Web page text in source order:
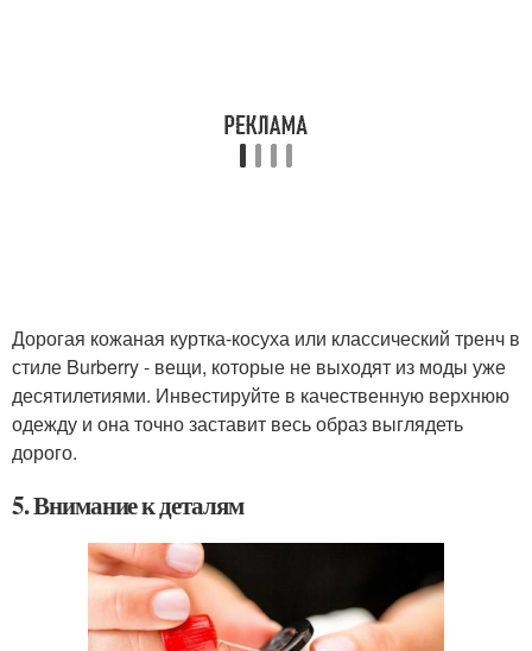
Дорогая кожаная куртка-косуха или классический тренч в
стиле Burberry - вещи, которые не выходят из моды уже
десятилетиями. Инвестируйте в качественную верхнюю
одежду и она точно заставит весь образ выглядеть
дорого.
5. Внимание к деталям